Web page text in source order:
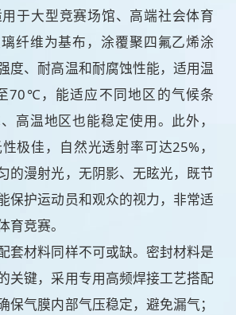
用于大型竞赛场馆、高端社会体育
纤维为基布，涂覆聚四氟乙烯涂
度、耐高温和耐腐蚀性能，适用温
70℃，能适应不同地区的气候条
高温地区也能稳定使用。此外，
极佳，自然光透射率可达25%，
的漫射光，无阴影、无眩光，既节
保护运动员和观众的视力，非常适
育竞赛。
套材料同样不可或缺。密封材料是
关键，采用专用高频焊接工艺搭配
保气膜内部气压稳定，避免漏气；